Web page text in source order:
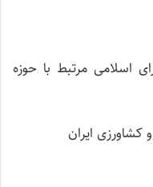
اسلامی مرتبط با حوزه